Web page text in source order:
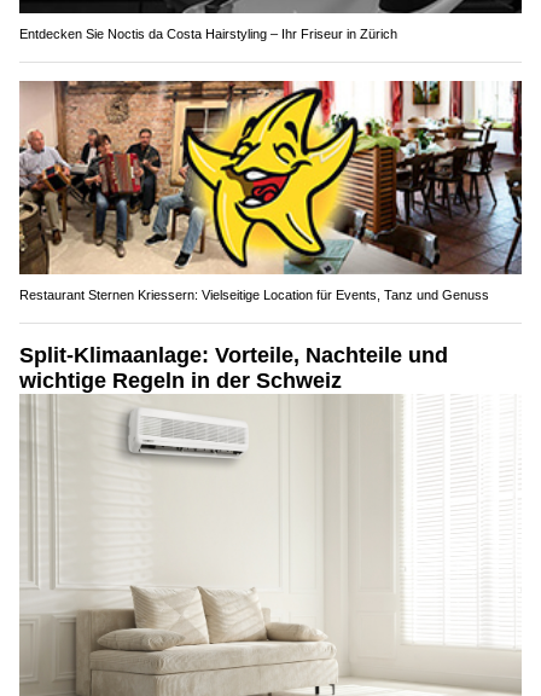
Entdecken Sie Noctis da Costa Hairstyling – Ihr Friseur in Zürich
Restaurant Sternen Kriessern: Vielseitige Location für Events, Tanz und Genuss
Split-Klimaanlage: Vorteile, Nachteile und
wichtige Regeln in der Schweiz